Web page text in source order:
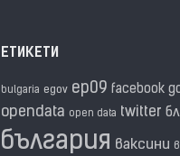
ЕТИКЕТИ
bulgaria egov ep09 facebook
opendata open data twitter
българия ваксини